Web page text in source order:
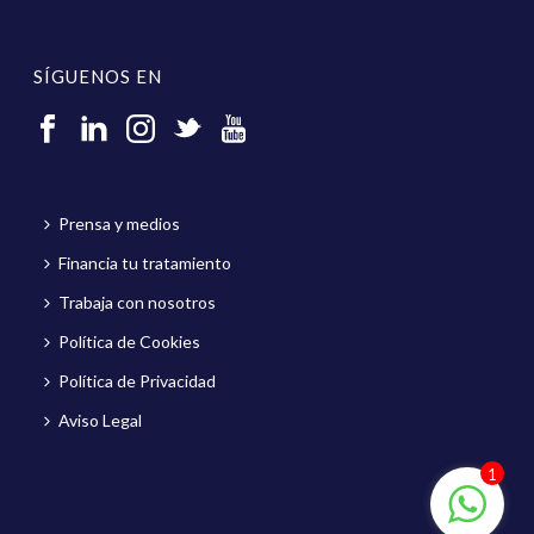
SÍGUENOS EN
Prensa y medios
Financia tu tratamiento
Trabaja con nosotros
Política de Cookies
Política de Privacidad
Aviso Legal
1